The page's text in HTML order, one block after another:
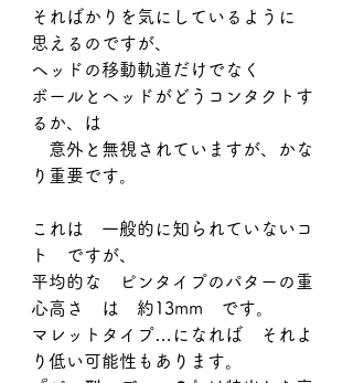
そればかりを気にしているように
思えるのですが、
ヘッドの移動軌道だけでなく
ボールとヘッドがどうコンタクトす
るか、は
意外と無視されていますが、かな
り重要です。
これは　一般的に知られていないコ
ト　ですが、
平均的な　ピンタイプのパターの重
心高さ　は　約13mm　です。
マレットタイプ…になれば　それよ
り低い可能性もあります。